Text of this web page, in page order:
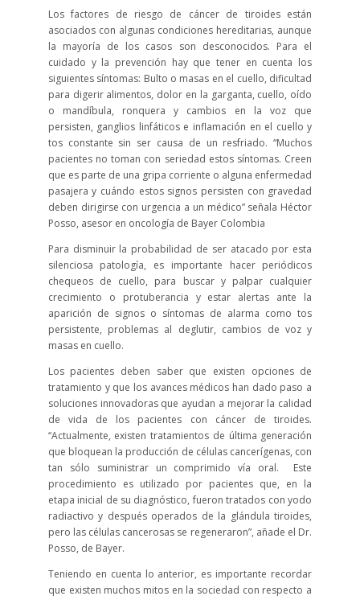
Los factores de riesgo de cáncer de tiroides están
asociados con algunas condiciones hereditarias, aunque
la mayoría de los casos son desconocidos. Para el
cuidado y la prevención hay que tener en cuenta los
siguientes síntomas: Bulto o masas en el cuello, dificultad
para digerir alimentos, dolor en la garganta, cuello, oído
o mandíbula, ronquera y cambios en la voz que
persisten, ganglios linfáticos e inflamación en el cuello y
tos constante sin ser causa de un resfriado. “Muchos
pacientes no toman con seriedad estos síntomas. Creen
que es parte de una gripa corriente o alguna enfermedad
pasajera y cuándo estos signos persisten con gravedad
deben dirigirse con urgencia a un médico” señala Héctor
Posso, asesor en oncología de Bayer Colombia
Para disminuir la probabilidad de ser atacado por esta
silenciosa patología, es importante hacer periódicos
chequeos de cuello, para buscar y palpar cualquier
crecimiento o protuberancia y estar alertas ante la
aparición de signos o síntomas de alarma como tos
persistente, problemas al deglutir, cambios de voz y
masas en cuello.
Los pacientes deben saber que existen opciones de
tratamiento y que los avances médicos han dado paso a
soluciones innovadoras que ayudan a mejorar la calidad
de vida de los pacientes con cáncer de tiroides.
“Actualmente, existen tratamientos de última generación
que bloquean la producción de células cancerígenas, con
tan sólo suministrar un comprimido vía oral. Este
procedimiento es utilizado por pacientes que, en la
etapa inicial de su diagnóstico, fueron tratados con yodo
radiactivo y después operados de la glándula tiroides,
pero las células cancerosas se regeneraron”, añade el Dr.
Posso, de Bayer.
Teniendo en cuenta lo anterior, es importante recordar
que existen muchos mitos en la sociedad con respecto a